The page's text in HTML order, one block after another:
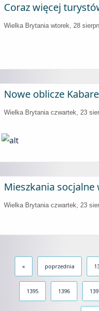
Coraz więcej
Wielka Brytania wtorek, 28
Nowe oblicze
Wielka Brytania czwartek, 23
Mieszkania
Wielka Brytania czwartek, 23
« poprzednia
1395 1396